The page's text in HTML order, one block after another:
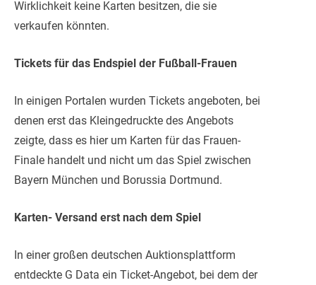
Wirklichkeit keine Karten besitzen, die sie
verkaufen könnten.
Tickets für das Endspiel der Fußball-Frauen
In einigen Portalen wurden Tickets angeboten, bei
denen erst das Kleingedruckte des Angebots
zeigte, dass es hier um Karten für das Frauen-
Finale handelt und nicht um das Spiel zwischen
Bayern München und Borussia Dortmund.
Karten- Versand erst nach dem Spiel
In einer großen deutschen Auktionsplattform
entdeckte G Data ein Ticket-Angebot, bei dem der